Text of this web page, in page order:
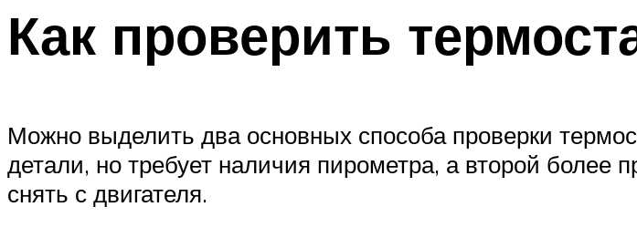
Как проверить
Можно выделить два основных способа проверки
детали, но требует наличия пирометра, а второй более
снять с двигателя.